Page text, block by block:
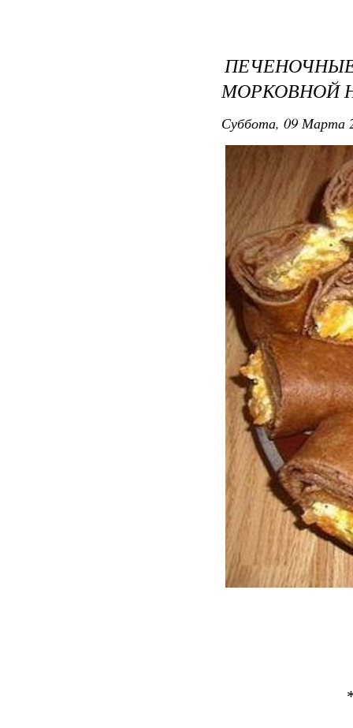
МОРКОВНОЙ
Суббота, 09 Марта